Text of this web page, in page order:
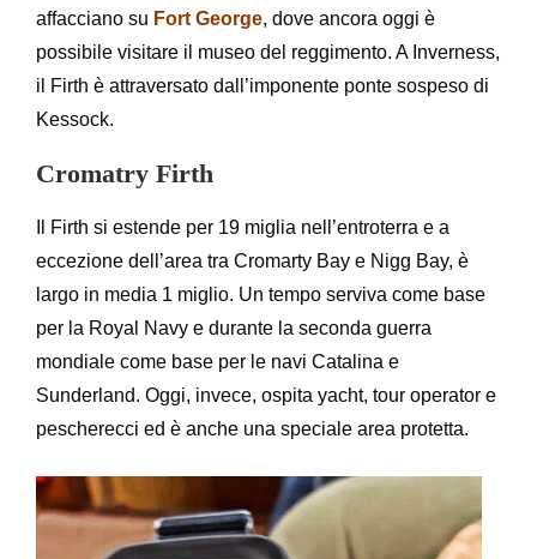
affacciano su Fort George, dove ancora oggi è
possibile visitare il museo del reggimento. A Inverness,
il Firth è attraversato dall’imponente ponte sospeso di
Kessock.
Cromatry Firth
Il Firth si estende per 19 miglia nell’entroterra e a
eccezione dell’area tra Cromarty Bay e Nigg Bay, è
largo in media 1 miglio. Un tempo serviva come base
per la Royal Navy e durante la seconda guerra
mondiale come base per le navi Catalina e
Sunderland. Oggi, invece, ospita yacht, tour operator e
pescherecci ed è anche una speciale area protetta.